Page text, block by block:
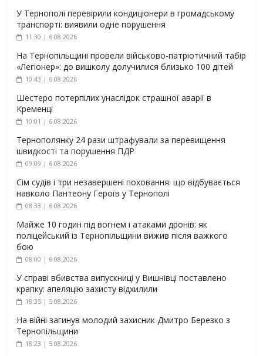
У Тернополі перевірили кондиціонери в громадському
транспорті: виявили одне порушення
11:30 | 6.08.2026
На Тернопільщині провели військово-патріотичний табір
«Легіонер»: до вишколу долучилися близько 100 дітей
10:43 | 6.08.2026
Шестеро потерпілих унаслідок страшної аварії в
Кременці
10:01 | 6.08.2026
Тернополянку 24 рази штрафували за перевищення
швидкості та порушення ПДР
09:09 | 6.08.2026
Сім судів і три незавершені поховання: що відбувається
навколо Пантеону Героїв у Тернополі
08:33 | 6.08.2026
Майже 10 годин під вогнем і атаками дронів: як
поліцейський із Тернопільщини вижив після важкого
бою
08:00 | 6.08.2026
У справі вбивства випускниці у Вишнівці поставлено
крапку: апеляцію захисту відхилили
18:35 | 5.08.2026
На війні загинув молодий захисник Дмитро Березко з
Тернопільщини
18:23 | 5.08.2026